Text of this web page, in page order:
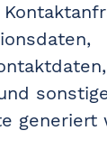
generiert